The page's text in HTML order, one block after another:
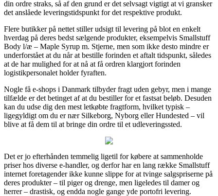
din ordre straks, så af den grund er det selvsagt vigtigt at vi gransker
det anslåede leveringstidspunkt for det respektive produkt.
Flere butikker på nettet stiller udsigt til levering på blot en enkelt
hverdag på deres bedst sælgende produkter, eksempelvis Smallstuff
Body l/æ – Maple Syrup m. Stjerne, men som ikke desto mindre er
underforstået at du når at bestille forinden et aftalt tidspunkt, således
at de har mulighed for at nå at få ordren klargjort forinden
logistikpersonalet holder fyraften.
Nogle få e-shops i Danmark tilbyder fragt uden gebyr, men i mange
tilfælde er det betinget af at du bestiller for et fastsat beløb. Desuden
kan du udse dig den mest letkøbte fragtform, hvilket typisk –
ligegyldigt om du er nær Silkeborg, Nyborg eller Hundested – vil
blive at få dem til at bringe din ordre til et udleveringssted.
Det er jo efterhånden temmelig ligetil for købere at sammenholde
priser hos diverse e-handler, og derfor har en lang række Smallstuff
internet foretagender ikke kunne slippe for at tvinge salgspriserne på
deres produkter – til piger og drenge, men ligeledes til damer og
herrer – drastisk, og endda nogle gange yde portofri levering.